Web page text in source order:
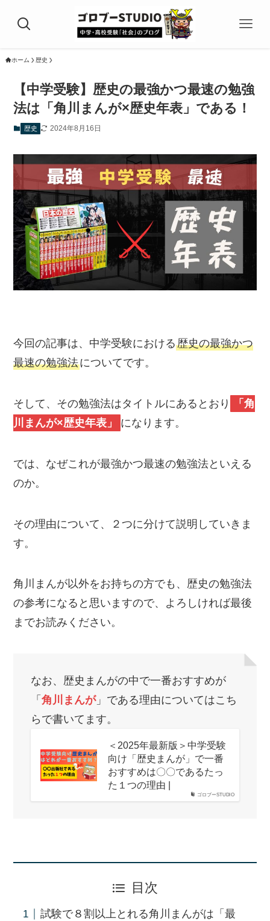
ホーム 歴史
【中学受験】歴史の最強かつ最速の勉強
法は「角川まんが×歴史年表」である！
歴史 2024年8月16日
今回の記事は、中学受験における歴史の最強かつ
最速の勉強法についてです。
そして、その勉強法はタイトルにあるとおり
「角
川まんが×歴史年表」
になります。
では、なぜこれが最強かつ最速の勉強法といえる
のか。
その理由について、２つに分けて説明していきま
す。
角川まんが以外をお持ちの方でも、歴史の勉強法
の参考になると思いますので、よろしければ最後
までお読みください。
なお、歴史まんがの中で一番おすすめが
「角川まんが」である理由についてはこち
らで書いてます。
ゴロブーSTUDIO
＜2025年最新版＞中学受験
向け「歴史まんが」で一番
おすすめは〇〇であるたっ
た１つの理由 |
目次
試験で８割以上とれる角川まんがは「最